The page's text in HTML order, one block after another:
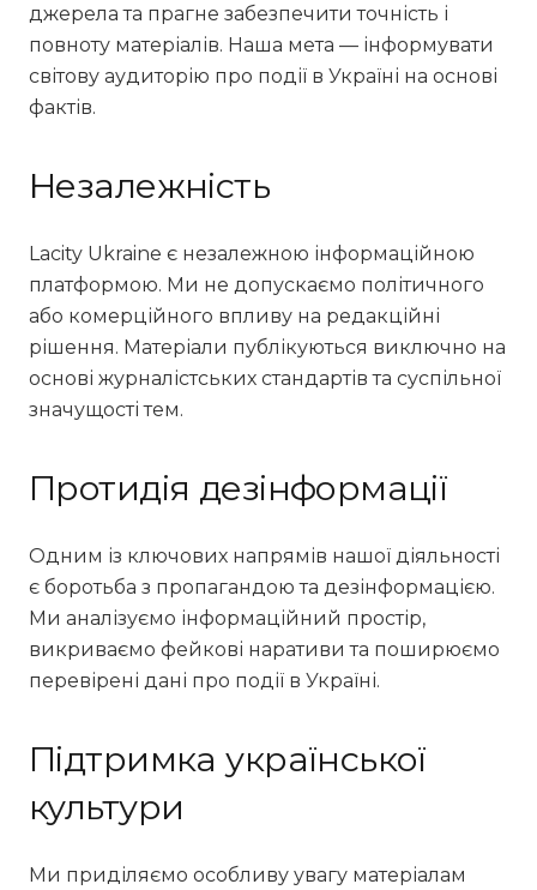
джерела та прагне забезпечити точність і
повноту матеріалів. Наша мета — інформувати
світову аудиторію про події в Україні на основі
фактів.
Незалежність
Lacity Ukraine є незалежною інформаційною
платформою. Ми не допускаємо політичного
або комерційного впливу на редакційні
рішення. Матеріали публікуються виключно на
основі журналістських стандартів та суспільної
значущості тем.
Протидія дезінформації
Одним із ключових напрямів нашої діяльності
є боротьба з пропагандою та дезінформацією.
Ми аналізуємо інформаційний простір,
викриваємо фейкові наративи та поширюємо
перевірені дані про події в Україні.
Підтримка української
культури
Ми приділяємо особливу увагу матеріалам